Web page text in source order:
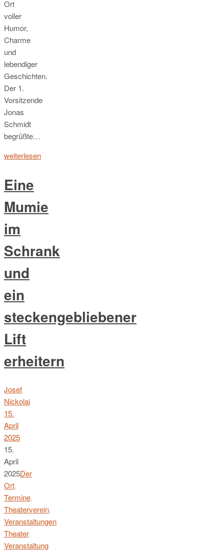
Ort
voller
Humor,
Charme
und
lebendiger
Geschichten.
Der 1.
Vorsitzende
Jonas
Schmidt
begrüßte…
weiterlesen
Eine
Mumie
im
Schrank
und
ein
steckengebliebener
Lift
erheitern
Josef
Nickolai
15.
April
2025
15.
April
2025Der
Ort,
Termine,
Theaterverein,
Veranstaltungen
Theater,
Veranstaltung